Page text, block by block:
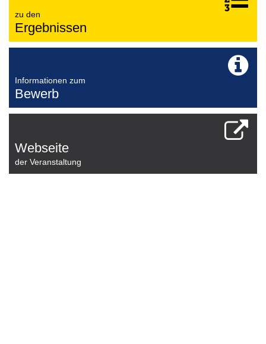
zu den
Ergebnissen
Informationen zum
Bewerb
Webseite
der Veranstaltung